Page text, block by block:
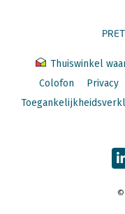
Thuiswinkel
Colofon
Privacy
©